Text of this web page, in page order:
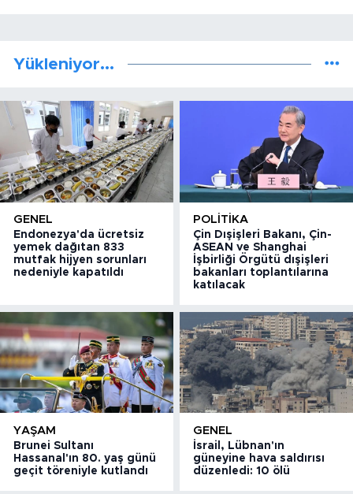
Yükleniyor...
GENEL
Endonezya'da ücretsiz
yemek dağıtan 833
mutfak hijyen sorunları
nedeniyle kapatıldı
POLITIKA
Çin Dışişleri Bakanı, Çin-
ASEAN ve Shanghai
İşbirliği Örgütü dışişleri
bakanları toplantılarına
katılacak
YAŞAM
Brunei Sultanı
Hassanal'ın 80. yaş günü
geçit töreniyle kutlandı
GENEL
İsrail, Lübnan'ın
güneyine hava saldırısı
düzenledi: 10 ölü